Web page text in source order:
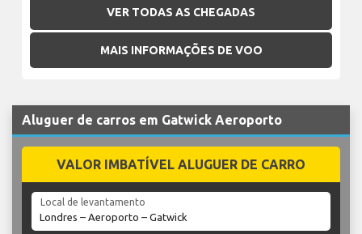
VER TODAS AS CHEGADAS
MAIS INFORMAÇÕES DE VOO
Aluguer de carros em Gatwick Aeroporto
VALOR IMBATÍVEL ALUGUER DE CARRO
Local de levantamento